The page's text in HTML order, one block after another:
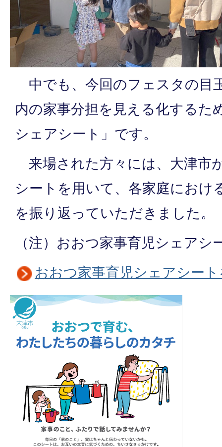
中でも、今回のフェスタの目
内の家事分担を見える化するた
シェアシート」です。
来場された方々には、大津市
シートを用いて、各家庭におけ
を振り返っていただきました。
（注）おおつ家事育児シェアシ
おおつ家事育児シェアシー